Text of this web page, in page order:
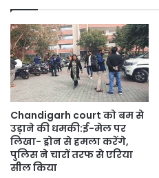
Arora”
–
AAP
नेता
Malvinder
Singh
Kang
का
तीखा
हमला
Chandigarh court को बम से
उड़ाने की धमकी:ई-मेल पर
लिखा- ड्रोन से हमला करेंगे,
पुलिस ने चारों तरफ से एरिया
सील किया